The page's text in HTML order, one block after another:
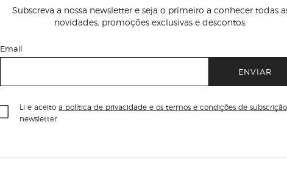
Subscreva a nossa newsletter e seja o primeiro a conhecer todas
novidades, promoções exclusivas e descontos.
Email
ENVIAR
Li e aceito a política de privacidade e os termos e condições de subscrição
newsletter